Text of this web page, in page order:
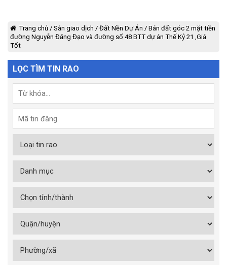
Trang chủ / Sàn giao dịch / Đất Nền Dự Án / Bán đất góc 2 mặt tiền
đường Nguyễn Đăng Đạo và đường số 48 BTT dự án Thế Kỷ 21 ,Giá
Tốt
LỌC TÌM TIN RAO